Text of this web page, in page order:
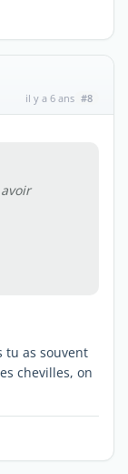
il y a 6 ans #8
tu as souvent
chevilles, on